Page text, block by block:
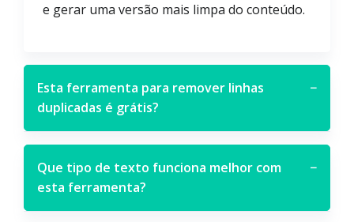
e gerar uma versão mais limpa do conteúdo.
Esta ferramenta para remover linhas
duplicadas é grátis?
−
Que tipo de texto funciona melhor com
esta ferramenta?
−